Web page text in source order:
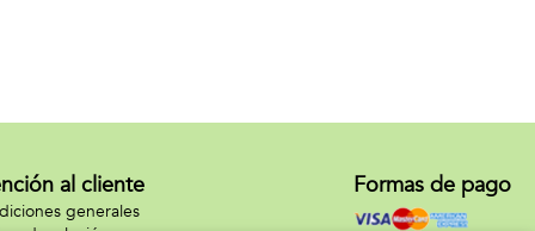
al cliente
generales
Formas de pago